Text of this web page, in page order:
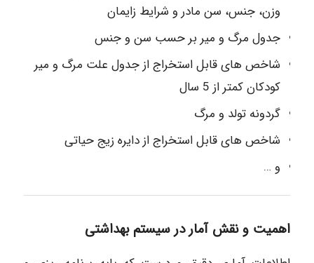
وزن، جنس، سن مادر و شرایط زایمان
جدول مرگ و میر بر حسب سن و جنس
شاخص های قابل استخراج از جدول علت مرگ و میر
کودکان کمتر از 5 سال
گردونه تولد و مرگ
شاخص های قابل استخراج از دایره زیج حیاتی
و …
اهمیت و نقش آمار در سیستم بهداشتی